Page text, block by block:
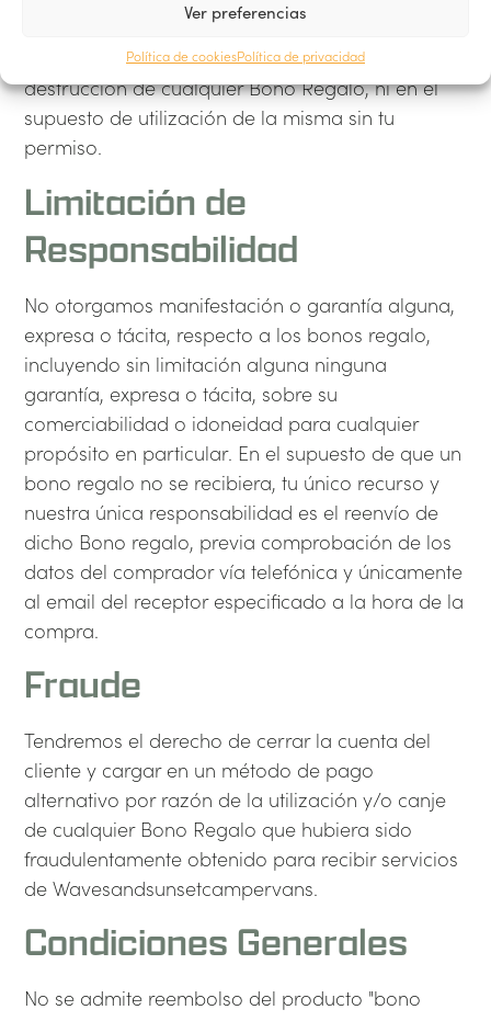
Ver preferencias
Política de cookiesPolítica de privacidad
comprador. Nosotros no nos hacemos
responsables en caso de pérdida, robo o
destrucción de cualquier Bono Regalo, ni en el
supuesto de utilización de la misma sin tu
permiso.
Limitación de
Responsabilidad
No otorgamos manifestación o garantía alguna,
expresa o tácita, respecto a los bonos regalo,
incluyendo sin limitación alguna ninguna
garantía, expresa o tácita, sobre su
comerciabilidad o idoneidad para cualquier
propósito en particular. En el supuesto de que un
bono regalo no se recibiera, tu único recurso y
nuestra única responsabilidad es el reenvío de
dicho Bono regalo, previa comprobación de los
datos del comprador vía telefónica y únicamente
al email del receptor especificado a la hora de la
compra.
Fraude
Tendremos el derecho de cerrar la cuenta del
cliente y cargar en un método de pago
alternativo por razón de la utilización y/o canje
de cualquier Bono Regalo que hubiera sido
fraudulentamente obtenido para recibir servicios
de Wavesandsunsetcampervans.
Condiciones Generales
No se admite reembolso del producto "bono